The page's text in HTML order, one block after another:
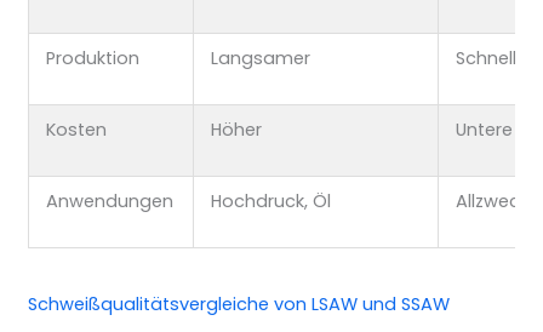
Produktion Langsamer Schneller
Kosten Höher Untere
Anwendungen Hochdruck, Öl Allzweck
Schweißqualitätsvergleiche von LSAW und SSAW